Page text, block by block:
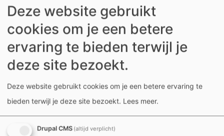
het sensibiliseren van het brede publiek. We
publiceren regelmatig artikels over Kortrijks erfgoed,
ondersteunen evenementen zoals Open
Monumentendag.
(AK) samen aan deArchitectuurprijs Kortrijk.Deze
prijs zet erfgoed, renovatie en nieuwbouw in de kijker.
Voor de editie van 2025worden de finalisten
Deze website gebruikt
cookies om je een betere
ervaring te bieden terwijl je
deze site bezoekt.
Deze website gebruikt cookies om je een betere ervaring te
bieden terwijl je deze site bezoekt. Lees meer.
Drupal CMS (altijd verplicht)